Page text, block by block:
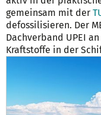
gemeinsam mit der
defossilisieren. Der
Dachverband UPEI
Kraftstoffe in der